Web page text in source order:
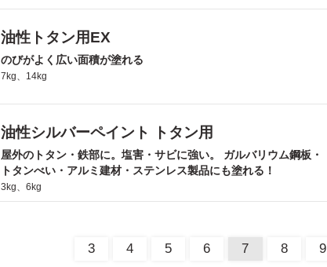
油性トタン用EX
のびがよく広い面積が塗れる
7kg、14kg
油性シルバーペイント トタン用
屋外のトタン・鉄部に。塩害・サビに強い。 ガルバリウム鋼板・
トタンべい・アルミ建材・ステンレス製品にも塗れる！
3kg、6kg
3 4 5 6 7 8 9